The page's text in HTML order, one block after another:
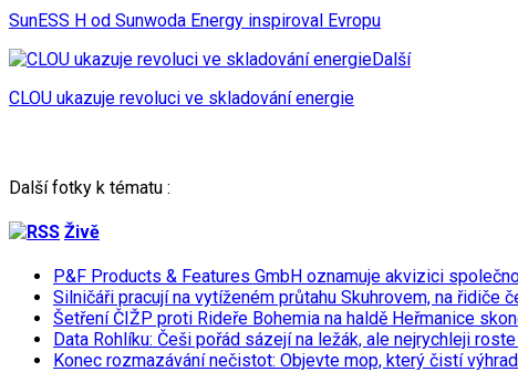
SunESS H od Sunwoda Energy inspiroval Evropu
Další
CLOU ukazuje revoluci ve skladování energie
Další fotky k tématu :
Živě
P&F Products & Features GmbH oznamuje akvizici
Silničáři pracují na vytíženém průtahu Skuhrovem, na řidiče
Šetření ČIŽP proti Rideře Bohemia na haldě Heřmanice
Data Rohlíku: Češi pořád sázejí na ležák, ale nejrychleji
Konec rozmazávání nečistot: Objevte mop, který čistí